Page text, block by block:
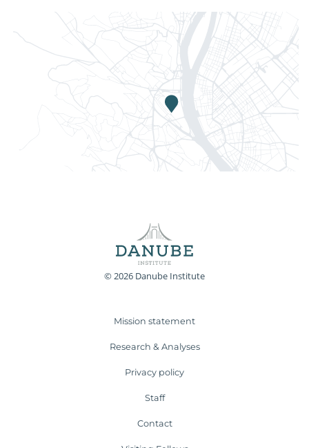
© 2026 Danube Institute
Mission statement
Research & Analyses
Privacy policy
Staff
Contact